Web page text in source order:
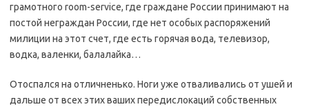
грамотного room-service, где граждане России принимают на
постой неграждан России, где нет особых распоряжений
милиции на этот счет, где есть горячая вода, телевизор,
водка, валенки, балалайка…
Отоспался на отличненько. Ноги уже отваливались от ушей и
дальше от всех этих ваших передислокаций собственных